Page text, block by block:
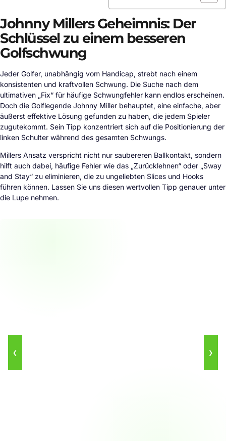
Johnny Millers Geheimnis: Der
Schlüssel zu einem besseren
Golfschwung
Jeder Golfer, unabhängig vom Handicap, strebt nach einem
konsistenten und kraftvollen Schwung. Die Suche nach dem
ultimativen „Fix“ für häufige Schwungfehler kann endlos erscheinen.
Doch die Golflegende Johnny Miller behauptet, eine einfache, aber
äußerst effektive Lösung gefunden zu haben, die jedem Spieler
zugutekommt. Sein Tipp konzentriert sich auf die Positionierung der
linken Schulter während des gesamten Schwungs.
Millers Ansatz verspricht nicht nur saubereren Ballkontakt, sondern
hilft auch dabei, häufige Fehler wie das „Zurücklehnen“ oder „Sway
and Stay“ zu eliminieren, die zu ungeliebten Slices und Hooks
führen können. Lassen Sie uns diesen wertvollen Tipp genauer unter
die Lupe nehmen.
❮ ❯